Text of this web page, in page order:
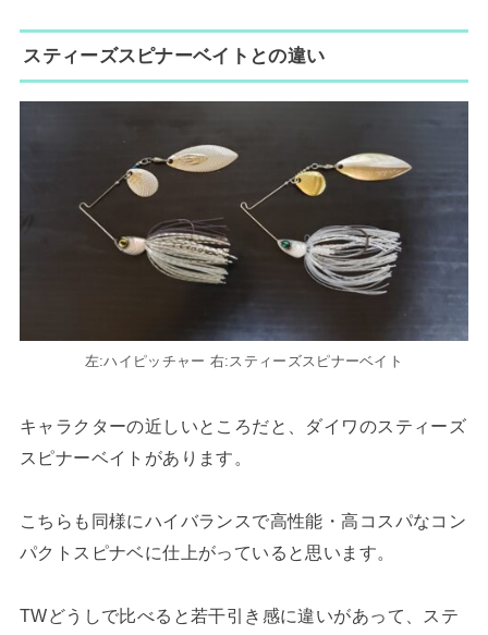
スティーズスピナーベイトとの違い
左:ハイピッチャー 右:スティーズスピナーベイト
キャラクターの近しいところだと、ダイワのスティーズ
スピナーベイトがあります。
こちらも同様にハイバランスで高性能・高コスパなコン
パクトスピナベに仕上がっていると思います。
TWどうしで比べると若干引き感に違いがあって、ステ